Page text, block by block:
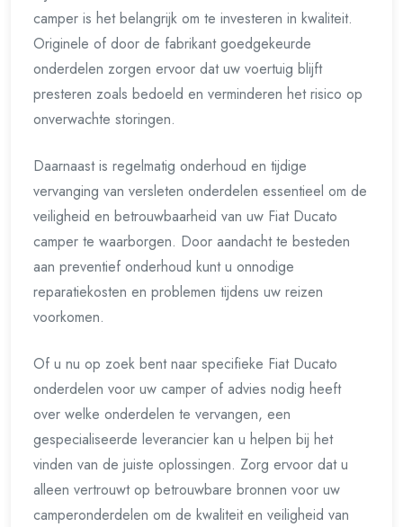
camper is het belangrijk om te investeren in kwaliteit.
Originele of door de fabrikant goedgekeurde
onderdelen zorgen ervoor dat uw voertuig blijft
presteren zoals bedoeld en verminderen het risico op
onverwachte storingen.
Daarnaast is regelmatig onderhoud en tijdige
vervanging van versleten onderdelen essentieel om de
veiligheid en betrouwbaarheid van uw Fiat Ducato
camper te waarborgen. Door aandacht te besteden
aan preventief onderhoud kunt u onnodige
reparatiekosten en problemen tijdens uw reizen
voorkomen.
Of u nu op zoek bent naar specifieke Fiat Ducato
onderdelen voor uw camper of advies nodig heeft
over welke onderdelen te vervangen, een
gespecialiseerde leverancier kan u helpen bij het
vinden van de juiste oplossingen. Zorg ervoor dat u
alleen vertrouwt op betrouwbare bronnen voor uw
camperonderdelen om de kwaliteit en veiligheid van